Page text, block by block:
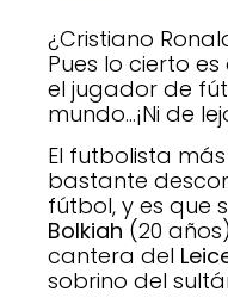
¿Cristiano
Pues lo cierto
el jugador de
mundo…¡Ni de
El futbolista
bastante
fútbol, y es que
Bolkiah (20
cantera del
sobrino del